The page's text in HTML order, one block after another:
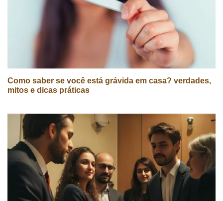
Como saber se você está grávida em casa? verdades,
mitos e dicas práticas